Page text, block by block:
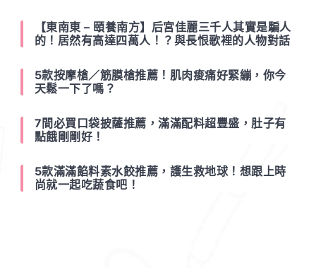
【東南東 – 頤養南方】后宮佳麗三千人其實是騙人
的！居然有高達四萬人！？與長恨歌裡的人物對話
5款按摩槍／筋膜槍推薦！肌肉痠痛好緊繃，你今
天鬆一下了嗎？
7間必買口袋披薩推薦，滿滿配料超豐盛，肚子有
點餓剛剛好！
5款滿滿餡料素水餃推薦，護生救地球！想跟上時
尚就一起吃蔬食吧！